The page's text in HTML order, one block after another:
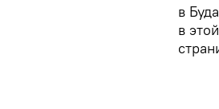
в
в